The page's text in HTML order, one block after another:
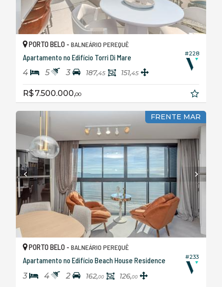
#228
PORTO BELO - BALNEÁRIO PEREQUÊ
Apartamento no Edifício Torri Di Mare
4 5 3 187,45 151,45
R$ 7.500.000,00
FRENTE MAR
#233
PORTO BELO - BALNEÁRIO PEREQUÊ
Apartamento no Edifício Beach House Residence
3 4 2 162,00 126,00